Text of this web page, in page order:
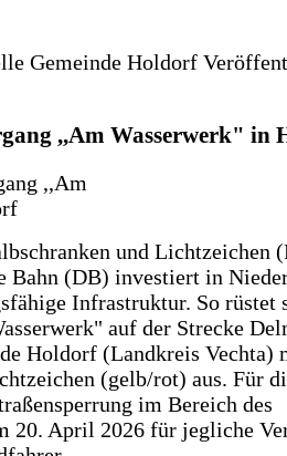
Gemeinde Holdorf
,,Am Wasserwerk" in
und Lichtzeichen
Bahn (DB) investiert in
Infrastruktur. So rüstet
auf der Strecke
Holdorf (Landkreis Vechta)
(gelb/rot) aus. Für
im Bereich des
20. April 2026 für jegliche